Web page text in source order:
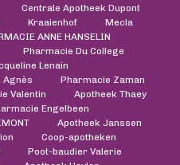
Centrale Apotheek Dupont
Kraaienhof
Mecla
ANNE HANSELIN
Pharmacie Du College
Lenain
Agnès
Pharmacie Zaman
Valentin
Apotheek Thaey
Engelbeen
Apotheek Janssen
Coop-apotheken
Poot-baudier Valerie